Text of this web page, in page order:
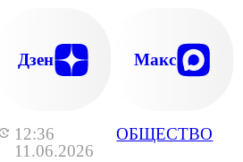
12:36
11.06.2026
ОБЩЕСТВО
Дзен Макс